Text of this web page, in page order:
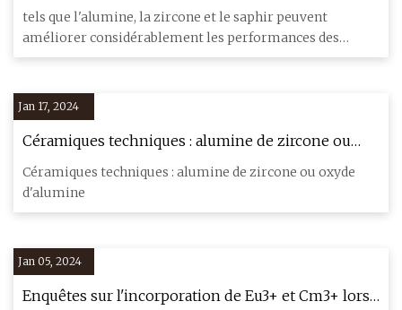
céramiques techniques
tels que l'alumine, la zircone et le saphir peuvent
améliorer considérablement les performances des
composants soumis à
Jan 17, 2024
Céramiques techniques : alumine de zircone ou
oxyde d'alumine
Céramiques techniques : alumine de zircone ou oxyde
d'alumine
Jan 05, 2024
Enquêtes sur l'incorporation de Eu3+ et Cm3+ lors